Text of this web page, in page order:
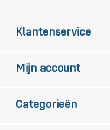
Klantenservice
Mijn account
Categorieën